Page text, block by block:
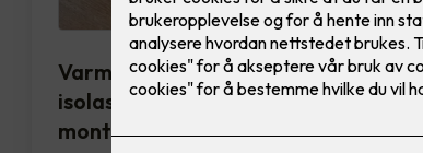
Varmefolie med
isolasjonsplate - Ferdig
montert pr kvm